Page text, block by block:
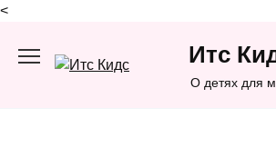
<
содержанию
Итс
О детях для